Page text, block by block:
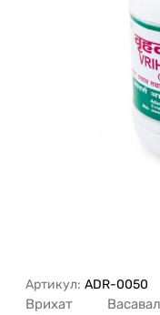
Артикул: ADR-0050
Врихат